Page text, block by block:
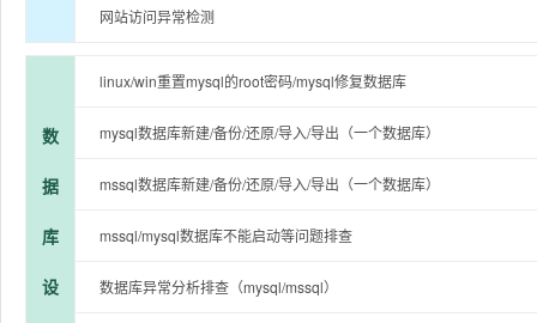
网站访问异常检测
数
据
库
设
linux/win重置mysql的root密码/mysql修复数据库
mysql数据库新建/备份/还原/导入/导出（一个数据库）
mssql数据库新建/备份/还原/导入/导出（一个数据库）
mssql/mysql数据库不能启动等问题排查
数据库异常分析排查（mysql/mssql）